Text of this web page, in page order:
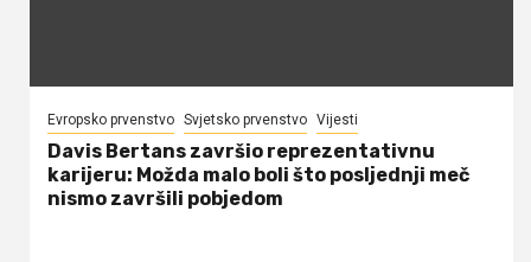
Evropsko prvenstvo Svjetsko prvenstvo Vijesti
Davis Bertans završio reprezentativnu
karijeru: Možda malo boli što posljednji meč
nismo završili pobjedom